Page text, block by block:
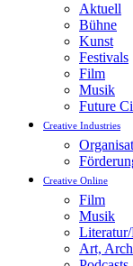
Aktuell
Bühne
Kunst
Festivals
Film
Musik
Future
Creative Industries
Creative Online
Film
Musik
Art,